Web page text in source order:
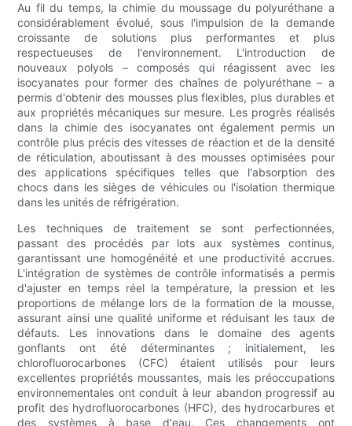
Au fil du temps, la chimie du moussage du polyuréthane a
considérablement évolué, sous l'impulsion de la demande
croissante de solutions plus performantes et plus
respectueuses de l'environnement. L'introduction de
nouveaux polyols – composés qui réagissent avec les
isocyanates pour former des chaînes de polyuréthane – a
permis d'obtenir des mousses plus flexibles, plus durables et
aux propriétés mécaniques sur mesure. Les progrès réalisés
dans la chimie des isocyanates ont également permis un
contrôle plus précis des vitesses de réaction et de la densité
de réticulation, aboutissant à des mousses optimisées pour
des applications spécifiques telles que l'absorption des
chocs dans les sièges de véhicules ou l'isolation thermique
dans les unités de réfrigération.
Les techniques de traitement se sont perfectionnées,
passant des procédés par lots aux systèmes continus,
garantissant une homogénéité et une productivité accrues.
L'intégration de systèmes de contrôle informatisés a permis
d'ajuster en temps réel la température, la pression et les
proportions de mélange lors de la formation de la mousse,
assurant ainsi une qualité uniforme et réduisant les taux de
défauts. Les innovations dans le domaine des agents
gonflants ont été déterminantes ; initialement, les
chlorofluorocarbones (CFC) étaient utilisés pour leurs
excellentes propriétés moussantes, mais les préoccupations
environnementales ont conduit à leur abandon progressif au
profit des hydrofluorocarbones (HFC), des hydrocarbures et
des systèmes à base d'eau. Ces changements ont